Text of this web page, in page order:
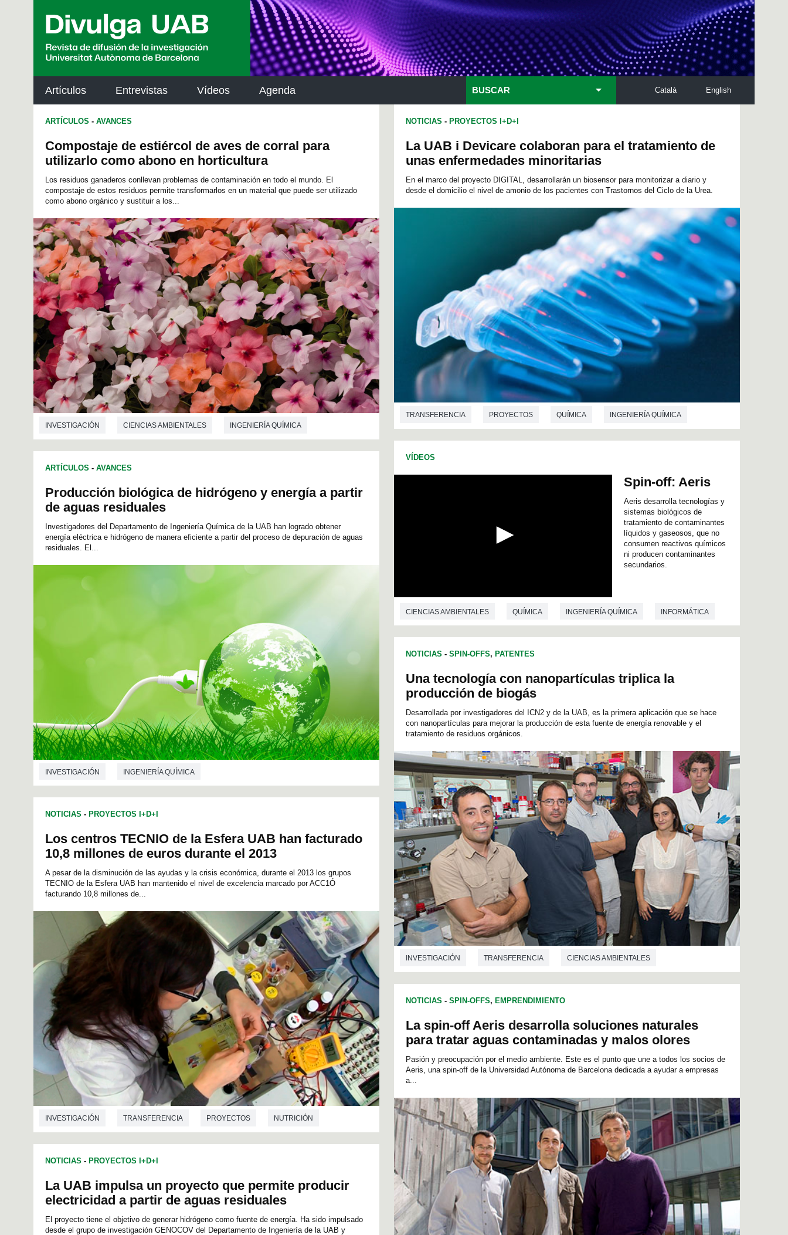
Artículos Entrevistas Vídeos Agenda English
Català
BUSCAR
ARTÍCULOS - AVANCES
Compostaje de estiércol de aves de corral para
utilizarlo como abono en horticultura
Los residuos ganaderos conllevan problemas de contaminación en todo el mundo. El
compostaje de estos residuos permite transformarlos en un material que puede ser utilizado
como abono orgánico y sustituir a los...
INVESTIGACIÓN CIENCIAS AMBIENTALES INGENIERÍA QUÍMICA
ARTÍCULOS - AVANCES
Producción biológica de hidrógeno y energía a partir
de aguas residuales
Investigadores del Departamento de Ingeniería Química de la UAB han logrado obtener
energía eléctrica e hidrógeno de manera eficiente a partir del proceso de depuración de aguas
residuales. El...
INVESTIGACIÓN INGENIERÍA QUÍMICA
NOTICIAS - PROYECTOS I+D+I
Los centros TECNIO de la Esfera UAB han facturado
10,8 millones de euros durante el 2013
A pesar de la disminución de las ayudas y la crisis económica, durante el 2013 los grupos
TECNIO de la Esfera UAB han mantenido el nivel de excelencia marcado por ACC1Ó
facturando 10,8 millones de...
INVESTIGACIÓN TRANSFERENCIA PROYECTOS NUTRICIÓN
QUÍMICA VETERINARIA INGENIERÍA QUÍMICA INGENIERÍA ELECTRÓNICA
NOTICIAS - PROYECTOS I+D+I
La UAB impulsa un proyecto que permite producir
electricidad a partir de aguas residuales
El proyecto tiene el objetivo de generar hidrógeno como fuente de energía. Ha sido impulsado
desde el grupo de investigación GENOCOV del Departamento de Ingeniería de la UAB y
NOTICIAS - PROYECTOS I+D+I
La UAB i Devicare colaboran para el tratamiento de
unas enfermedades minoritarias
En el marco del proyecto DIGITAL, desarrollarán un biosensor para monitorizar a diario y
desde el domicilio el nivel de amonio de los pacientes con Trastornos del Ciclo de la Urea.
TRANSFERENCIA PROYECTOS QUÍMICA INGENIERÍA QUÍMICA
VÍDEOS
o
d
s
V
o
l
m
e
9
0
%
Spin-off: Aeris
Aeris desarrolla tecnologías y
sistemas biológicos de
tratamiento de contaminantes
líquidos y gaseosos, que no
consumen reactivos químicos
ni producen contaminantes
secundarios.
CIENCIAS AMBIENTALES QUÍMICA INGENIERÍA QUÍMICA INFORMÁTICA
NOTICIAS - SPIN-OFFS, PATENTES
Una tecnología con nanopartículas triplica la
producción de biogás
Desarrollada por investigadores del ICN2 y de la UAB, es la primera aplicación que se hace
con nanopartículas para mejorar la producción de esta fuente de energía renovable y el
tratamiento de residuos orgánicos.
INVESTIGACIÓN TRANSFERENCIA CIENCIAS AMBIENTALES
INGENIERÍA QUÍMICA NANOTECNOLOGÍA
NOTICIAS - SPIN-OFFS, EMPRENDIMIENTO
La spin-off Aeris desarrolla soluciones naturales
para tratar aguas contaminadas y malos olores
Pasión y preocupación por el medio ambiente. Este es el punto que une a todos los socios de
Aeris, una spin-off de la Universidad Autónoma de Barcelona dedicada a ayudar a empresas
a...